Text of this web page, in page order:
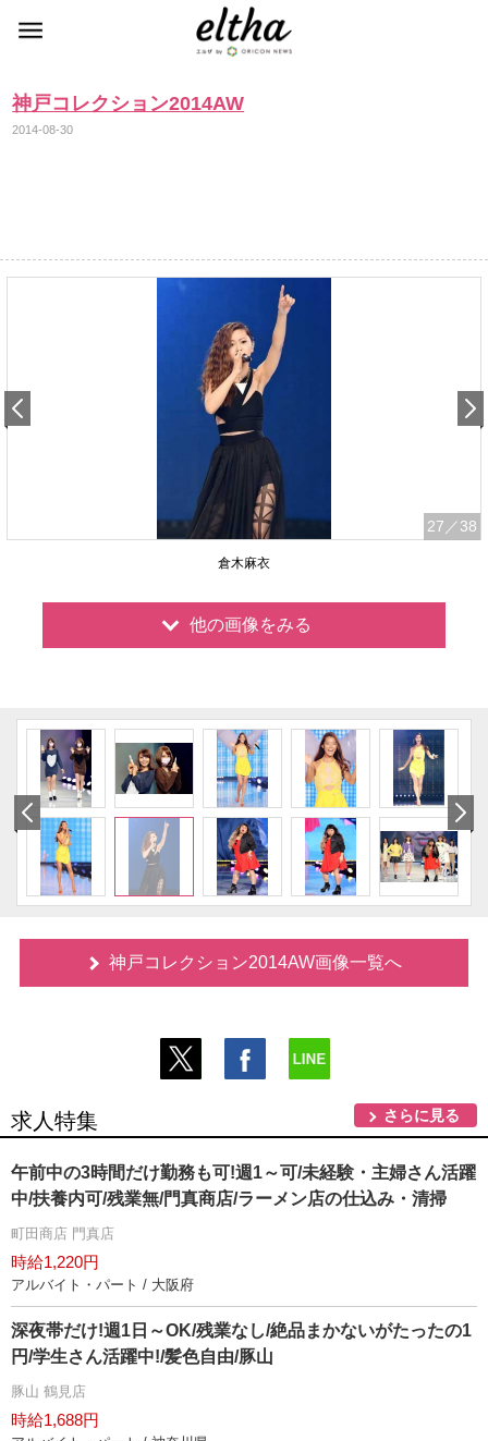
神戸コレクション2014AW
2014-08-30
27 ／38
倉木麻衣
他の画像をみる
神戸コレクション2014AW画像一覧へ
求人特集 さらに見る
午前中の3時間だけ勤務も可!週1～可/未経験・主婦さん活躍
中/扶養内可/残業無/門真商店/ラーメン店の仕込み・清掃
町田商店 門真店
時給1,220円
アルバイト・パート / 大阪府
深夜帯だけ!週1日～OK/残業なし/絶品まかないがたったの1
円/学生さん活躍中!/髪色自由/豚山
豚山 鶴見店
時給1,688円